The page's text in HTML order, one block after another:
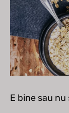
E bine sau